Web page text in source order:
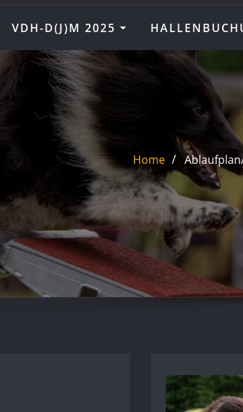
VDH-D(J)M 2025
Home